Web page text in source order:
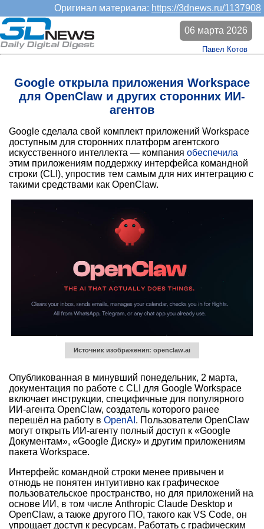
Оригинал материала: https://3dnews.ru/1137908
Google открыла приложения Workspace
для OpenClaw и других сторонних ИИ-
агентов
06 марта 2026
Павел Котов
Google сделала свой комплект приложений Workspace
доступным для сторонних платформ агентского
искусственного интеллекта — компания обеспечила
этим приложениям поддержку интерфейса командной
строки (CLI), упростив тем самым для них интеграцию с
такими средствами как OpenClaw.
Источник изображения: openclaw.ai
Опубликованная в минувший понедельник, 2 марта,
документация по работе с CLI для Google Workspace
включает инструкции, специфичные для популярного
ИИ-агента OpenClaw, создатель которого ранее
перешёл на работу в OpenAI . Пользователи OpenClaw
могут открыть ИИ-агенту полный доступ к «Google
Документам», «Google Диску» и другим приложениям
пакета Workspace.
Интерфейс командной строки менее привычен и
отнюдь не понятен интуитивно как графическое
пользовательское пространство, но для приложений на
основе ИИ, в том числе Anthropic Claude Desktop и
OpenClaw, а также другого ПО, такого как VS Code, он
упрощает доступ к ресурсам. Работать с графическим